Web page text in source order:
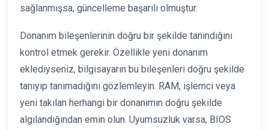
sağlanmışsa, güncelleme başarılı olmuştur.
Donanım bileşenlerinin doğru bir şekilde tanındığını
kontrol etmek gerekir. Özellikle yeni donanım
eklediyseniz, bilgisayarın bu bileşenleri doğru şekilde
tanıyıp tanımadığını gözlemleyin. RAM, işlemci veya
yeni takılan herhangi bir donanımın doğru şekilde
algılandığından emin olun. Uyumsuzluk varsa, BIOS